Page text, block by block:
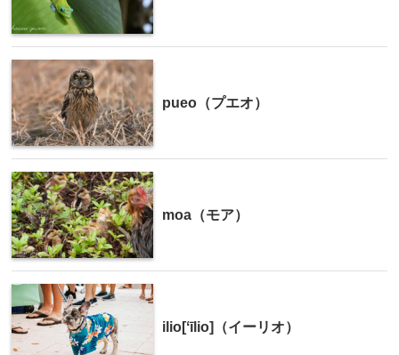
pueo（プエオ）
moa（モア）
ilio[ʻīlio]（イーリオ）